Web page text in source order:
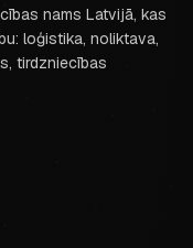
nams Latvijā, kas
loģistika, noliktava,
tirdzniecības